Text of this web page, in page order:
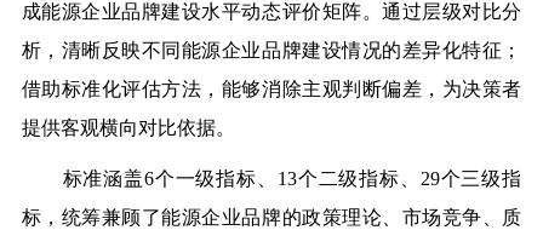
成能源企业品牌建设水平动态评价矩阵。通过层级对比分
析，清晰反映不同能源企业品牌建设情况的差异化特征；
借助标准化评估方法，能够消除主观判断偏差，为决策者
提供客观横向对比依据。
标准涵盖6个一级指标、13个二级指标、29个三级指
标，统筹兼顾了能源企业品牌的政策理论、市场竞争、质